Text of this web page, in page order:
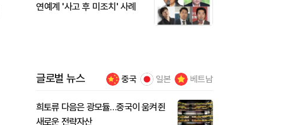
연예계 '사고 후 미조치' 사례
글로벌 뉴스 중국 일본 베트남
희토류 다음은 광모듈…중국이 움켜쥔
새로운 전략자산